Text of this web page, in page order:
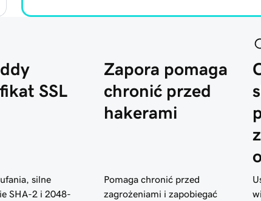
SSL
silne
SHA-2 i 2048-
Zapora pomaga
chronić przed
hakerami
Pomaga chronić przed
zagrożeniami i zapobiegać